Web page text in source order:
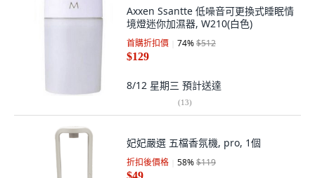
Axxen Ssantte 低噪音可更換式睡眠情
境燈迷你加濕器, W210(白色)
首購折扣價 74%$512
$129
8/12 星期三 預計送達
(13)
妃妃嚴選 五檔香氛機, pro, 1個
折扣後價格 58%$119
$49